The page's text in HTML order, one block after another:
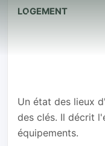
LOGEMENT
État
Un état des lieux
des clés. Il décrit
équipements.